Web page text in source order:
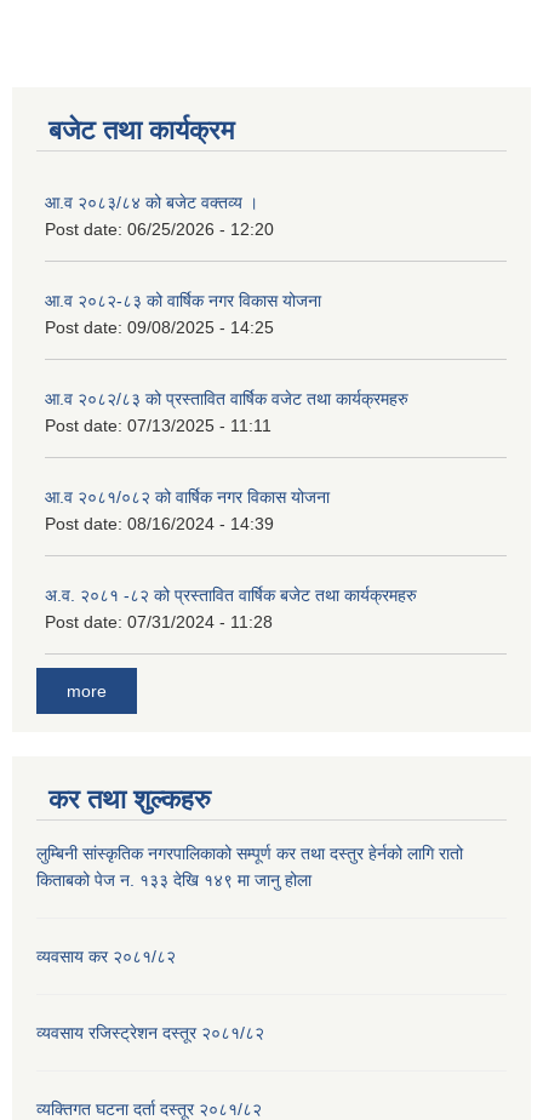
बजेट तथा कार्यक्रम
आ.व २०८३/८४ को बजेट वक्तव्य ।
Post date: 06/25/2026 - 12:20
आ.व २०८२-८३ को वार्षिक नगर विकास योजना
Post date: 09/08/2025 - 14:25
आ.व २०८२/८३ को प्रस्तावित वार्षिक वजेट तथा कार्यक्रमहरु
Post date: 07/13/2025 - 11:11
आ.व २०८१/०८२ को वार्षिक नगर विकास योजना
Post date: 08/16/2024 - 14:39
अ.व. २०८१ -८२ को प्रस्तावित वार्षिक बजेट तथा कार्यक्रमहरु
Post date: 07/31/2024 - 11:28
more
कर तथा शुल्कहरु
लुम्बिनी सांस्कृतिक नगरपालिकाको सम्पूर्ण कर तथा दस्तुर हेर्नको लागि रातो
किताबको पेज न. १३३ देखि १४९ मा जानु होला
व्यवसाय कर २०८१/८२
व्यवसाय रजिस्ट्रेशन दस्तूर २०८१/८२
व्यक्तिगत घटना दर्ता दस्तूर २०८१/८२